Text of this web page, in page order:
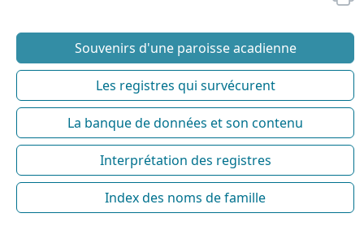
Souvenirs d'une paroisse acadienne
Les registres qui survécurent
La banque de données et son contenu
Interprétation des registres
Index des noms de famille